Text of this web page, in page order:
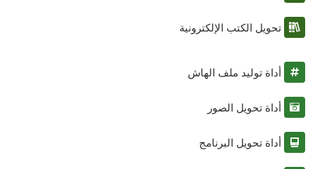
تحويل الكتب الإلكترونية
أداة توليد ملف الهاش
أداة تحويل الصور
أداة تحويل البرنامج